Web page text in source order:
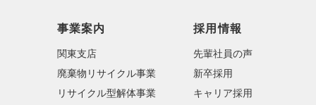
事業案内
関東支店
廃棄物リサイクル事業
リサイクル型解体事業
採用情報
先輩社員の声
新卒採用
キャリア採用